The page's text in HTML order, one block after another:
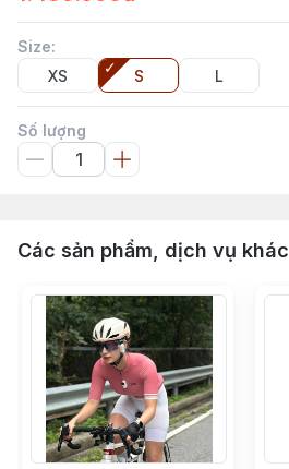
Size:
XS
S L
Số lượng
Các sản phẩm, dịch vụ khác